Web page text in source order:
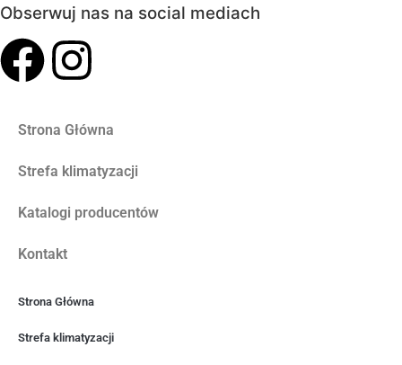
Obserwuj nas na social mediach
Strona Główna
Strefa klimatyzacji
Katalogi producentów
Kontakt
Strona Główna
Strefa klimatyzacji